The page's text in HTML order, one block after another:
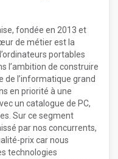
fondée en 2013 et
de métier est la
portables
l’ambition de construire
de l’informatique grand
en priorité à une
un catalogue de PC,
Sur ce segment
par nos concurrents,
prix car nous
technologies